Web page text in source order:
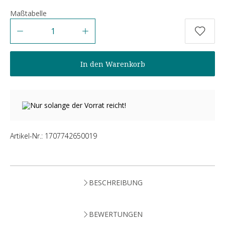
Maßtabelle
In den Warenkorb
Nur solange der Vorrat reicht!
Artikel-Nr.: 1707742650019
BESCHREIBUNG
BEWERTUNGEN